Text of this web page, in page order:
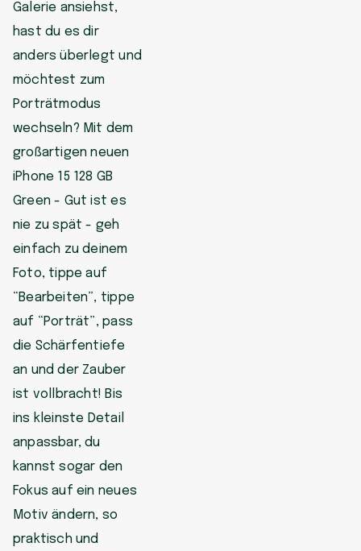
Galerie ansiehst,
hast du es dir
anders überlegt und
möchtest zum
Porträtmodus
wechseln? Mit dem
großartigen neuen
iPhone 15 128 GB
Green - Gut ist es
nie zu spät - geh
einfach zu deinem
Foto, tippe auf
“Bearbeiten”, tippe
auf “Porträt”, pass
die Schärfentiefe
an und der Zauber
ist vollbracht! Bis
ins kleinste Detail
anpassbar, du
kannst sogar den
Fokus auf ein neues
Motiv ändern, so
praktisch und